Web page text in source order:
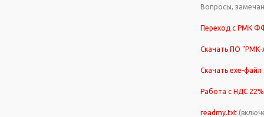
Вопросы,
Переход с РМК
Скачать ПО "РМК-
Скачать exe-файл
Работа с НДС 22%
readmy.txt